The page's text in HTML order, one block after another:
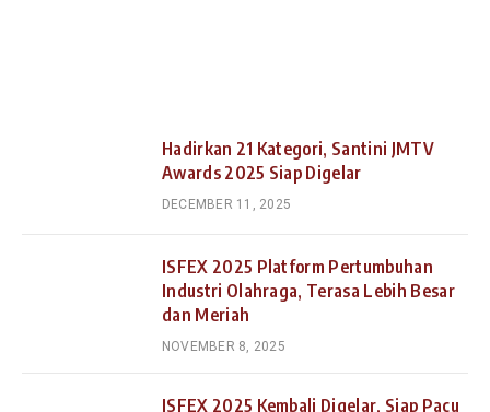
Hadirkan 21 Kategori, Santini JMTV
Awards 2025 Siap Digelar
DECEMBER 11, 2025
ISFEX 2025 Platform Pertumbuhan
Industri Olahraga, Terasa Lebih Besar
dan Meriah
NOVEMBER 8, 2025
ISFEX 2025 Kembali Digelar, Siap Pacu